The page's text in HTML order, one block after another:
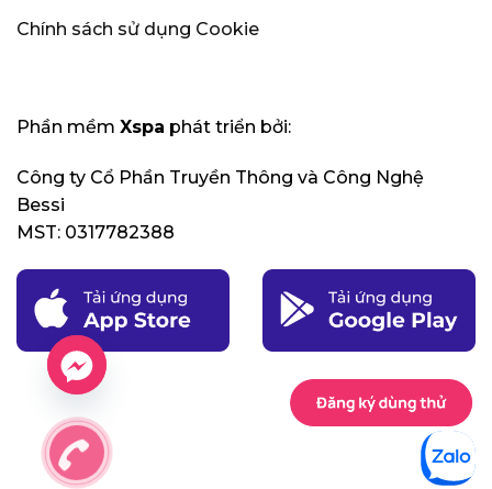
Chính sách sử dụng Cookie
Phần mềm Xspa phát triển bởi:
Công ty Cổ Phần Truyền Thông và Công Nghệ
Bessi
MST: 0317782388